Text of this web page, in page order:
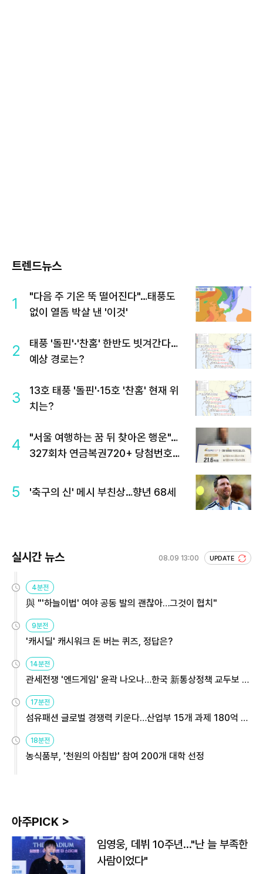
트렌드뉴스
1
"다음 주 기온 뚝 떨어진다"…태풍도
없이 열돔 박살 낸 '이것'
2
태풍 '돌핀'·'찬홈' 한반도 빗겨간다…
예상 경로는?
3
13호 태풍 '돌핀'·15호 '찬홈' 현재 위
치는?
4
"서울 여행하는 꿈 뒤 찾아온 행운"…
327회차 연금복권720+ 당첨번호조
5 '축구의 신' 메시 부친상…향년 68세
실시간 뉴스 08.09 13:00 UPDATE
4분전
與 "'하늘이법' 여야 공동 발의 괜찮아…그것이 협치"
9분전
'캐시딜' 캐시워크 돈 버는 퀴즈, 정답은?
14분전
관세전쟁 '엔드게임' 윤곽 나오나…한국 新통상정책 교두보 활
용해야
17분전
섬유패션 글로벌 경쟁력 키운다…산업부 15개 과제 180억 지
원
18분전
농식품부, '천원의 아침밥' 참여 200개 대학 선정
아주PICK >
임영웅, 데뷔 10주년…"난 늘 부족한
사람이었다"